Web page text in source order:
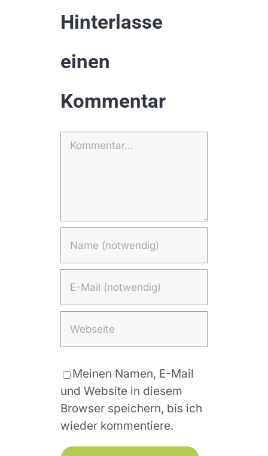
Hinterlasse
einen
Kommentar
Kommentar
Meinen Namen, E-Mail
und Website in diesem
Browser speichern, bis ich
wieder kommentiere.